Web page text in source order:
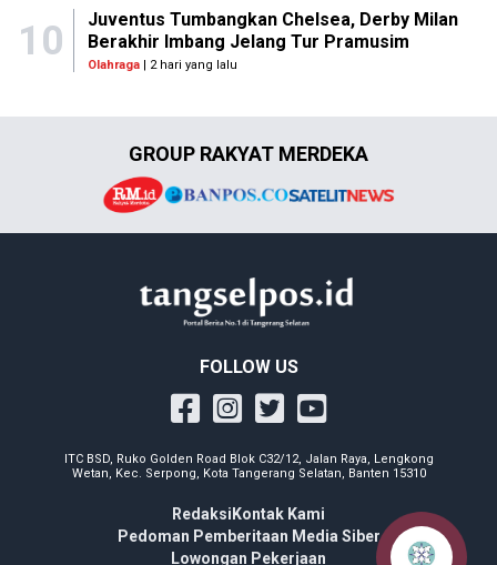
10
Juventus Tumbangkan Chelsea, Derby Milan
Berakhir Imbang Jelang Tur Pramusim
Olahraga| 2 hari yang lalu
GROUP RAKYAT MERDEKA
FOLLOW US
ITC BSD, Ruko Golden Road Blok C32/12, Jalan Raya, Lengkong
Wetan, Kec. Serpong, Kota Tangerang Selatan, Banten 15310
Redaksi Kontak Kami
Pedoman Pemberitaan Media Siber
Lowongan Pekerjaan